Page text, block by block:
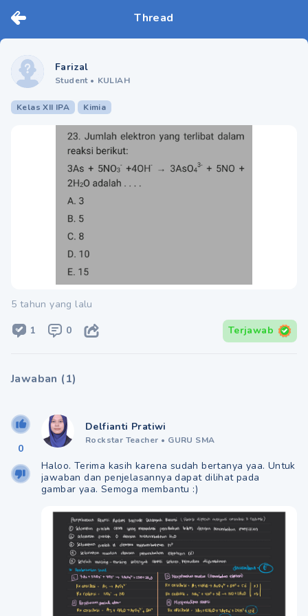
Thread
Farizal
Student • KULIAH
Kelas XII IPA Kimia
5 tahun yang lalu
1 0 Terjawab
Jawaban (1)
0
Delfianti Pratiwi
Rockstar Teacher • GURU SMA
Haloo. Terima kasih karena sudah bertanya yaa. Untuk
jawaban dan penjelasannya dapat dilihat pada
gambar yaa. Semoga membantu :)